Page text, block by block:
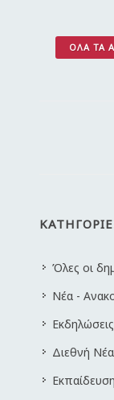
ΌΛΑ ΤΑ
Όλες οι
Νέα -
Διεθνή